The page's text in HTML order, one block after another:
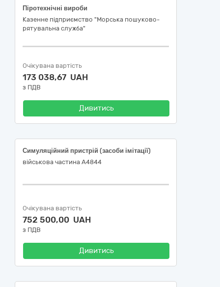
Піротехнічні вироби
Казенне підприємство "Морська пошуково-
рятувальна служба"
Очікувана вартість
173 038,67 UAH
з ПДВ
Дивитись
Симуляційний пристрій (засоби імітації)
військова частина А4844
Очікувана вартість
752 500,00 UAH
з ПДВ
Дивитись